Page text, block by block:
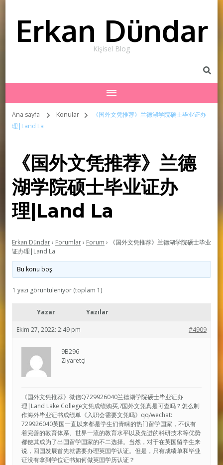
Erkan Dündar
Kişisel Blog
Ana sayfa Konular
《国外文凭推荐》兰德湖学院硕士毕业证办
理|Land La
《国外文凭推荐》兰德
湖学院硕士毕业证办
理|Land La
Erkan Dündar› Forumlar› Forum ›
《国外文凭推荐》兰德湖学院硕士毕业
证办理|Land La
Bu konu boş.
1 yazı görüntüleniyor (toplam 1)
Yazar Yazılar
Ekim 27, 2022: 2:49 pm #4909
9B296
Ziyaretçi
《国外文凭推荐》微信Q729926040兰德湖学院硕士毕业证办
理|Land Lake College文凭成绩购买,?国外文凭真是可查吗？怎么制
作海外毕业证书成绩单《入职会需要文凭吗》qq/wechat:
729926040英国一直以来都是学生们青睐的热门留学国家，不仅有
着完善的教育体系、世界一流的教育水平以及先进的科研技术等优势
都使其成为了出国留学国家的不二选择。当然，对于在英国留学生来
说，回国发展首先就需要办理英国学认证。但是，只有成绩单和毕业
证没有拿到学位证书如何做英国学历认证？